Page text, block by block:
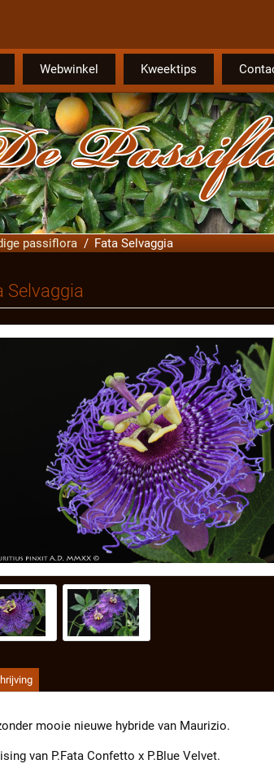
Webwinkel Kweektips
passiflora Fata Selvaggia
Selvaggia
mooie nieuwe hybride van Maurizio.
van P.Fata Confetto x P.Blue Velvet.